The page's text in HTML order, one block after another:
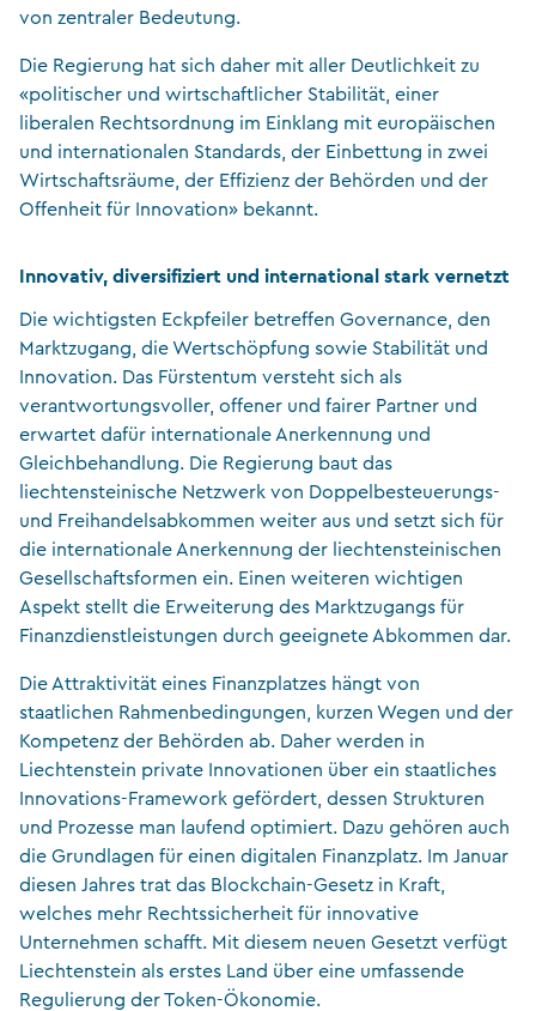
von zentraler Bedeutung.
Die Regierung hat sich daher mit aller Deutlichkeit zu
«politischer und wirtschaftlicher Stabilität, einer
liberalen Rechtsordnung im Einklang mit europäischen
und internationalen Standards, der Einbettung in zwei
Wirtschaftsräume, der Effizienz der Behörden und der
Offenheit für Innovation» bekannt.
Innovativ, diversifiziert und international stark vernetzt
Die wichtigsten Eckpfeiler betreffen Governance, den
Marktzugang, die Wertschöpfung sowie Stabilität und
Innovation. Das Fürstentum versteht sich als
verantwortungsvoller, offener und fairer Partner und
erwartet dafür internationale Anerkennung und
Gleichbehandlung. Die Regierung baut das
liechtensteinische Netzwerk von Doppelbesteuerungs-
und Freihandelsabkommen weiter aus und setzt sich für
die internationale Anerkennung der liechtensteinischen
Gesellschaftsformen ein. Einen weiteren wichtigen
Aspekt stellt die Erweiterung des Marktzugangs für
Finanzdienstleistungen durch geeignete Abkommen dar.
Die Attraktivität eines Finanzplatzes hängt von
staatlichen Rahmenbedingungen, kurzen Wegen und der
Kompetenz der Behörden ab. Daher werden in
Liechtenstein private Innovationen über ein staatliches
Innovations-Framework gefördert, dessen Strukturen
und Prozesse man laufend optimiert. Dazu gehören auch
die Grundlagen für einen digitalen Finanzplatz. Im Januar
diesen Jahres trat das Blockchain-Gesetz in Kraft,
welches mehr Rechtssicherheit für innovative
Unternehmen schafft. Mit diesem neuen Gesetzt verfügt
Liechtenstein als erstes Land über eine umfassende
Regulierung der Token-Ökonomie.